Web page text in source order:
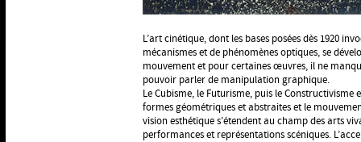
L’art cinétique, dont les bases posées dès 1920
mécanismes et de phénomènes optiques, se
mouvement et pour certaines œuvres, il ne
pouvoir parler de manipulation graphique.
Le Cubisme, le Futurisme, puis le
formes géométriques et abstraites et le
vision esthétique s’étendent au champ des arts
performances et représentations scéniques.